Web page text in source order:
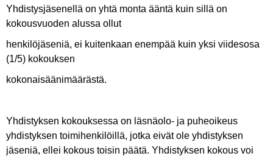
Yhdistysjäsenellä on yhtä monta ääntä kuin sillä on
kokousvuoden alussa ollut
henkilöjäseniä, ei kuitenkaan enempää kuin yksi viidesosa
(1/5) kokouksen
kokonaisäänimäärästä.
Yhdistyksen kokouksessa on läsnäolo- ja puheoikeus
yhdistyksen toimihenkilöillä, jotka eivät ole yhdistyksen
jäseniä, ellei kokous toisin päätä. Yhdistyksen kokous voi